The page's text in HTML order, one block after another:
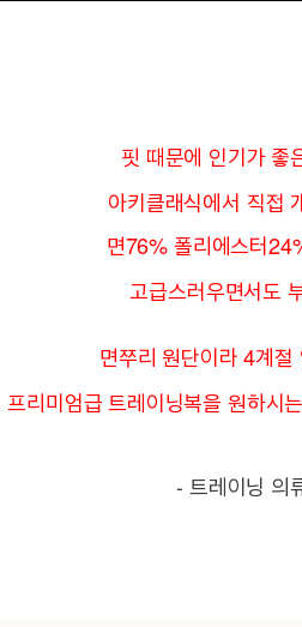
핏 때문에 인기가 좋
아키클래식에서 직접
면76% 폴리에스터
고급스러우면서도
면쭈리 원단이라 4계
프리미엄급 트레이닝복을 원하시
- 트레이닝 의